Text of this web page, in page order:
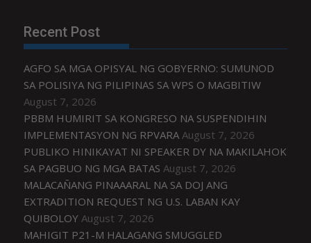
Recent Post
AGFO SA MGA OPISYAL NG GOBYERNO: SUMUNOD
SA POLISIYA NG PILIPINAS SA WPS O MAGBITIW
August 7, 2026
PBBM HUMIRIT SA KONGRESO NA SUSPENDIHIN
IMPLEMENTASYON NG RPVARA August 7, 2026
PUBLIKO HINIKAYAT NI SPEAKER DY NA MAKILAHOK
SA PAGBUO NG MGA BATAS August 7, 2026
MALACAÑANG PINAAARAL NA SA DOJ ANG
EXTRADITION REQUEST NG U.S. LABAN KAY
QUIBOLOY August 7, 2026
MAHIGIT P21-M HALAGANG SMUGGLED